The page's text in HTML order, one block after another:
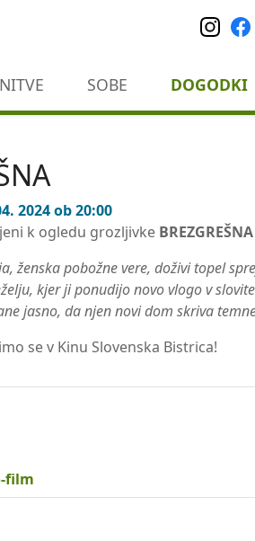
SOBE DOGODKI
2024 ob 20:00
k ogledu grozljivke BREZGREŠNA
ženska pobožne vere, doživi topel
kjer ji ponudijo novo vlogo v
jasno, da njen novi dom skriva
se v Kinu Slovenska Bistrica!
film